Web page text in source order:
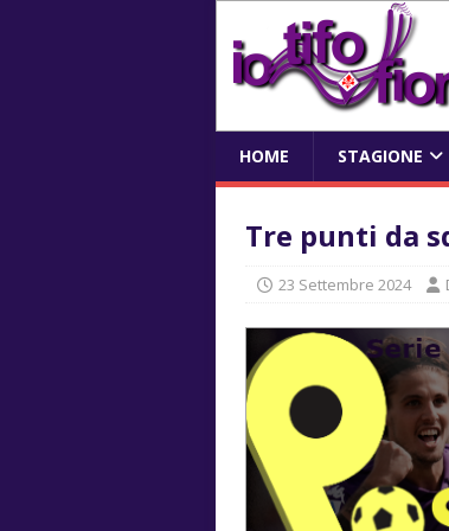
HOME STAGIONE
Tre punti da
23 Settembre 2024